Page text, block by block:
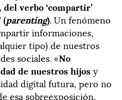
del verbo‘compartir’
(parenting). Un fenómeno
informaciones,
tipo) de nuestros
sociales. «No
de nuestros hijosy
digital futura, pero no
esa sobreexposición,